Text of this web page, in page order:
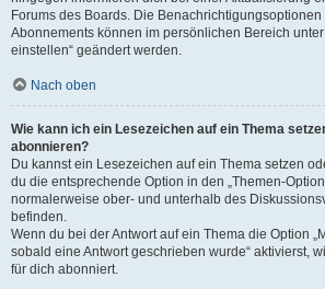
Forums des Boards. Die
Abonnements können im persönlichen Bereich
einstellen“ geändert werden.
Nach oben
Wie kann ich ein Lesezeichen auf ein Thema
abonnieren?
Du kannst ein Lesezeichen auf ein Thema setzen
du die entsprechende Option in den „Themen-
normalerweise ober- und unterhalb des
befinden.
Wenn du bei der Antwort auf ein Thema die Option
sobald eine Antwort geschrieben wurde“ aktivierst,
für dich abonniert.